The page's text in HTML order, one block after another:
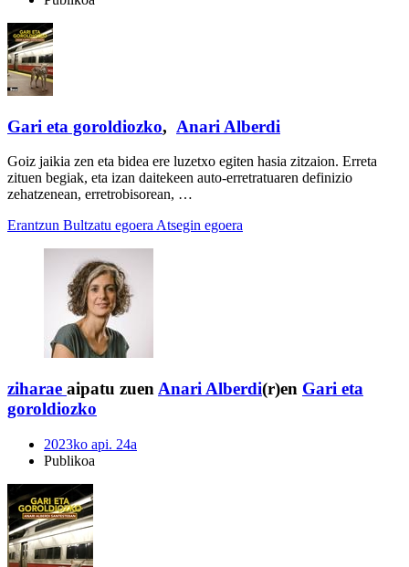
Gari eta goroldiozko, Anari Alberdi
Goiz jaikia zen eta bidea ere luzetxo egiten hasia zitzaion. Erreta
zituen begiak, eta izan daitekeen auto-erretratuaren definizio
zehatzenean, erretrobisorean, …
Erantzun Bultzatu egoera Atsegin egoera
ziharae aipatu zuen Anari Alberdi(r)en Gari eta
goroldiozko
2023ko api. 24a
Publikoa